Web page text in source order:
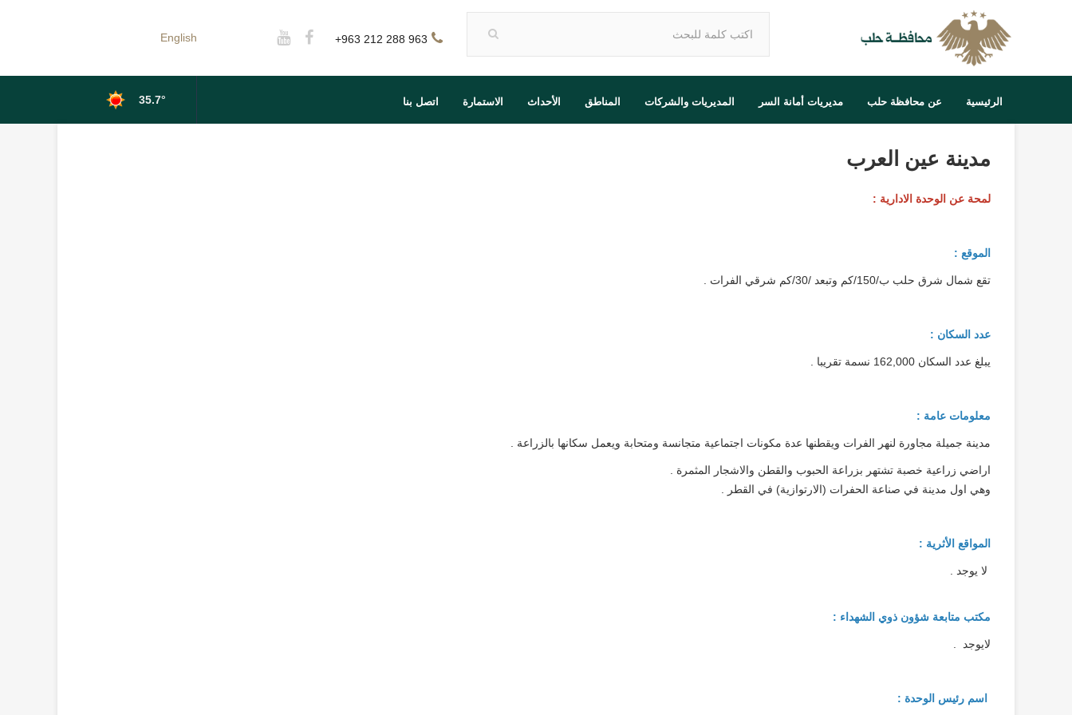
+963 212 288 963
English
الرئيسية عن محافظة حلب مديريات أمانة السر المديريات والشركات المناطق الأحداث الاستمارة اتصل بنا 35.7°
مدينة عين العرب
لمحة عن الوحدة الادارية :
الموقع :
تقع شمال شرق حلب ب/150/كم وتبعد /30/كم شرقي الفرات .
عدد السكان :
يبلغ عدد السكان 162,000 نسمة تقريبا .
معلومات عامة :
مدينة جميلة مجاورة لنهر الفرات ويقطنها عدة مكونات اجتماعية متجانسة ومتحابة ويعمل سكانها بالزراعة .
اراضي زراعية خصبة تشتهر بزراعة الحبوب والقطن والاشجار المثمرة .
وهي اول مدينة في صناعة الحفرات (الارتوازية) في القطر .
المواقع الأثرية :
لا يوجد .
مكتب متابعة شؤون ذوي الشهداء :
لايوجد .
اسم رئيس الوحدة :